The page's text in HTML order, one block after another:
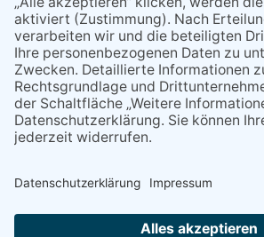
06.08.2026
13. Folk- &
kehrt zurück zu
Wurzeln
08.07.2026
Ring ring!
07.08.2026
Regelmäßige
Veranstaltungen
NACH OBEN